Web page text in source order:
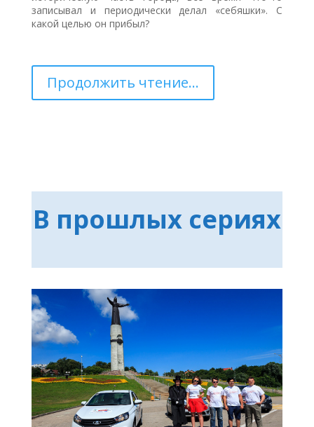
записывал и периодически делал «себяшки». С
какой целью он прибыл?
Продолжить чтение...
В прошлых сериях